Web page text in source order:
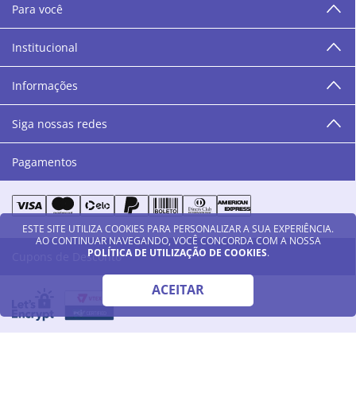
ESTE SITE UTILIZA COOKIES PARA PERSONALIZAR A SUA EXPERIÊNCIA.
AO CONTINUAR NAVEGANDO, VOCÊ CONCORDA COM A NOSSA
POLÍTICA DE UTILIZAÇÃO DE COOKIES.
ACEITAR
área de beleza. São 12 centros técnicos que oferecem
programação semanal de cursos e encontros.
“O varejo corre nas nossas veias como nossos valores
humanos, éticos e morais. E que o branco e o azul anil,
as cores da Danny Cosméticos, possam continuar
transmitindo paz e harmonia para todos vocês!”
Para você
Institucional
Informações
Siga nossas redes
Pagamentos
Cupons de Desconto